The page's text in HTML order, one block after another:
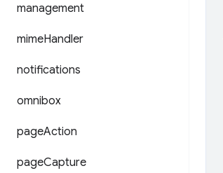
management
mimeHandler
notifications
omnibox
pageAction
pageCapture